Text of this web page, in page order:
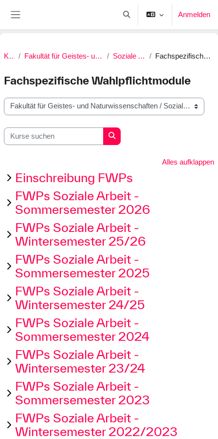
Sucheingabe umschalten
Anmelden
Kurse Fakultät für Geistes- und Naturwissenschaften Soziale Arbeit (B.A.) Fachspezifische Wahlpflichtmodule
Fachspezifische Wahlpflichtmodule
Kursbereiche
Kurse suchen
Kurse suchen
Alles aufklappen
Einschreibung FWPs
FWPs Soziale Arbeit -
Sommersemester 2026
FWPs Soziale Arbeit -
Wintersemester 25/26
FWPs Soziale Arbeit -
Sommersemester 2025
FWPs Soziale Arbeit -
Wintersemester 24/25
FWPs Soziale Arbeit -
Sommersemester 2024
FWPs Soziale Arbeit -
Wintersemester 23/24
FWPs Soziale Arbeit -
Sommersemester 2023
FWPs Soziale Arbeit -
Wintersemester 2022/2023